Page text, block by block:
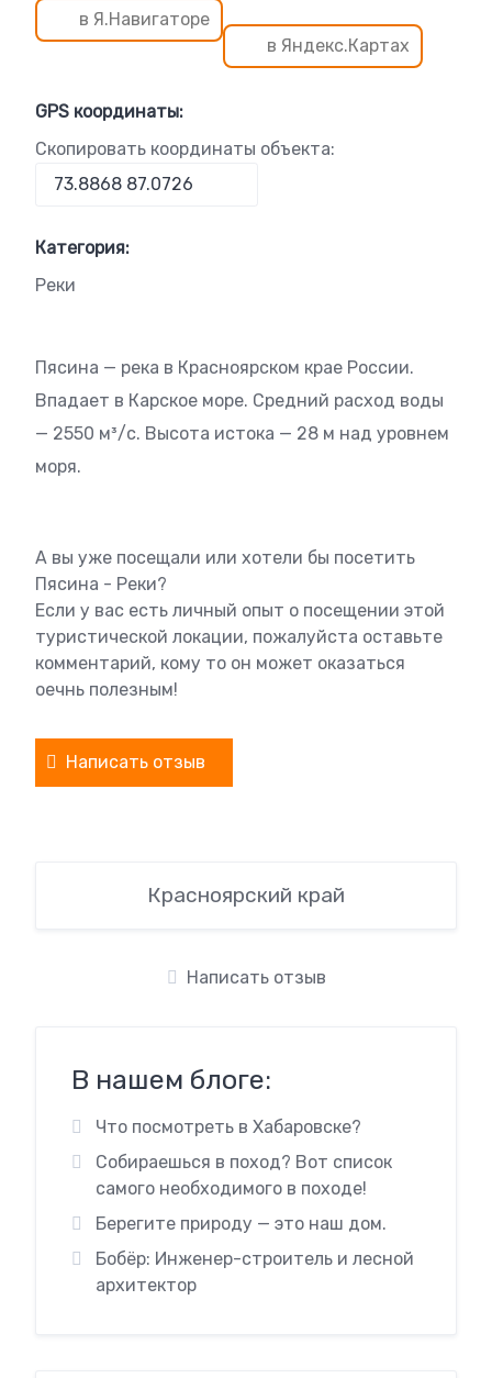
в Я.Навигаторе
в Яндекс.Картах
GPS координаты:
Скопировать координаты объекта:
Категория:
Реки
Пясина — река в Красноярском крае России.
Впадает в Карское море. Средний расход воды
— 2550 м³/с. Высота истока — 28 м над уровнем
моря.
А вы уже посещали или хотели бы посетить
Пясина - Реки?
Если у вас есть личный опыт о посещении этой
туристической локации, пожалуйста оставьте
комментарий, кому то он может оказаться
оечнь полезным!
Написать отзыв
Красноярский край
Написать отзыв
В нашем блоге:
Что посмотреть в Хабаровске?
Собираешься в поход? Вот список
самого необходимого в походе!
Берегите природу — это наш дом.
Бобёр: Инженер-строитель и лесной
архитектор